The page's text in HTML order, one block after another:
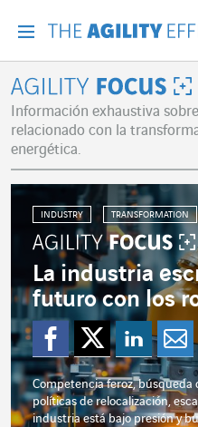
Agility Focus
Información exhaustiva
relacionado con la
energética.
INDUSTRY TRANSFORMATION
La industria
futuro con los
Competencia feroz,
políticas de relocalización,
industria está bajo presión y